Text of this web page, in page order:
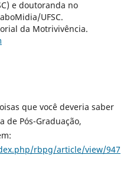
e doutoranda no
UFSC.
da Motrivivência.
que você deveria saber
de Pós-Graduação,
rbpg/article/view/947